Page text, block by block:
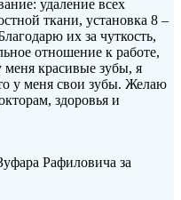
удаление всех
ткани, установка 8 –
их за чуткость,
отношение к работе,
красивые зубы, я
у меня свои зубы. Желаю
здоровья и
Рафиловича за